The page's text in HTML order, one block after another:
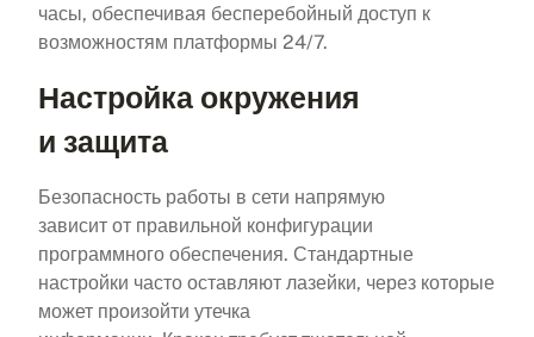
часы, обеспечивая бесперебойный доступ к
возможностям платформы 24/7.
Настройка окружения
и защита
Безопасность работы в сети напрямую
зависит от правильной конфигурации
программного обеспечения. Стандартные
настройки часто оставляют лазейки, через которые
может произойти утечка